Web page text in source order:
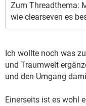
Zum Threadthema:
wie clearseven es
Ich wollte noch was
und Traumwelt
und den Umgang
Einerseits ist es wohl